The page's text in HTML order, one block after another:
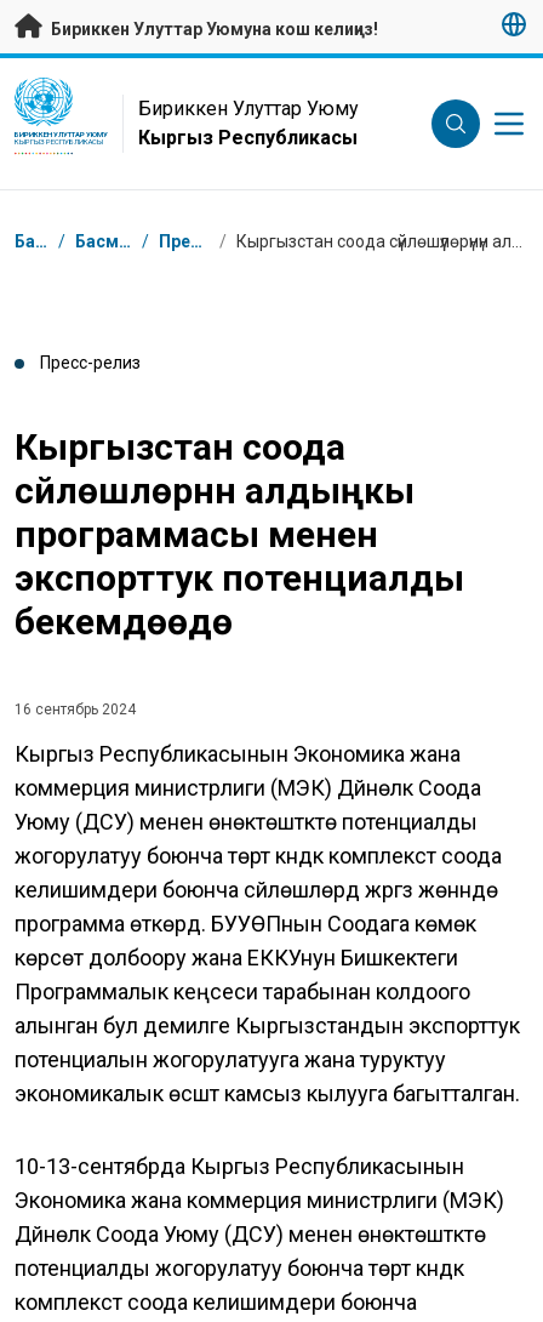
Негизги мазмунуна өтүү
Бириккен Улуттар Уюмуна кош келиңиз!
UN Logo
БИРИККЕН УЛУТТАР УЮМУ
КЫРГЫЗ РЕСПУБЛИКАСЫ
Бириккен Улуттар Уюму
Кыргыз Республикасы
Breadcrumb
Башкы бет / Басма сөз борбору / Пресс-релиздер /
Пресс-релиз
Кыргызстан соода
сүйлөшүүлөрүнүн алдыңкы
программасы менен
экспорттук потенциалды
бекемдөөдө
16 сентябрь 2024
Кыргыз Республикасынын Экономика жана
коммерция министрлиги (МЭК) Дүйнөлүк Соода
Уюму (ДСУ) менен өнөктөштүктө потенциалды
жогорулатуу боюнча төрт күндүк комплекстүү соода
келишимдери боюнча сүйлөшүүлөрдү жүргүзүү жөнүндө
программа өткөрдү. БУУӨПнын Соодага көмөк
көрсөтүү долбоору жана ЕККУнун Бишкектеги
Программалык кеңсеси тарабынан колдоого
алынган бул демилге Кыргызстандын экспорттук
потенциалын жогорулатууга жана туруктуу
экономикалык өсүштү камсыз кылууга багытталган.
10-13-сентябрда Кыргыз Республикасынын
Экономика жана коммерция министрлиги (МЭК)
Дүйнөлүк Соода Уюму (ДСУ) менен өнөктөштүктө
потенциалды жогорулатуу боюнча төрт күндүк
комплекстүү соода келишимдери боюнча